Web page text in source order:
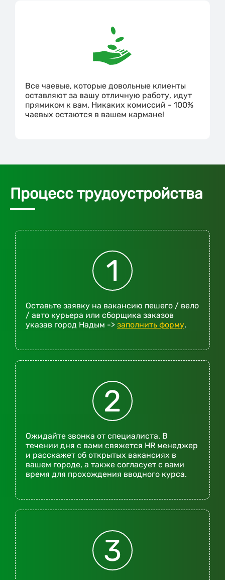
Все чаевые, которые довольные клиенты
оставляют за вашу отличную работу, идут
прямиком к вам. Никаких комиссий - 100%
чаевых остаются в вашем кармане!
Процесс трудоустройства
1
Оставьте заявку на вакансию пешего / вело
/ авто курьера или сборщика заказов
указав город Надым -> заполнить форму.
2
Ожидайте звонка от специалиста. В
течении дня с вами свяжется HR менеджер
и расскажет об открытых вакансиях в
вашем городе, а также согласует с вами
время для прохождения вводного курса.
3